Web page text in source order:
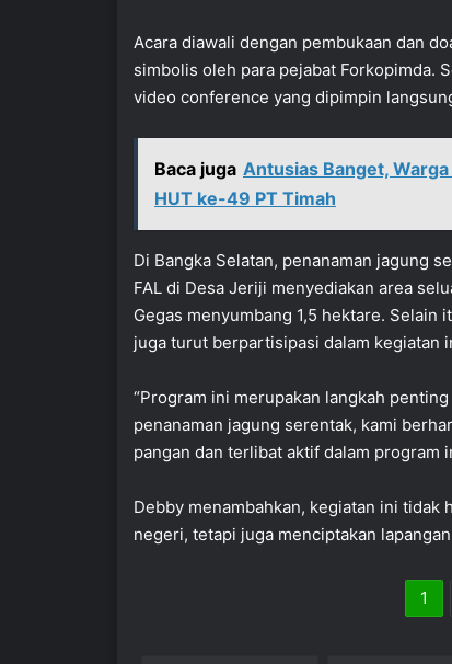
Acara diawali dengan pembukaan dan
simbolis oleh para pejabat Forkopimda.
video conference yang dipimpin
Baca juga Antusias Banget,
HUT ke-49 PT Timah
Di Bangka Selatan, penanaman jagung
FAL di Desa Jeriji menyediakan area
Gegas menyumbang 1,5 hektare.
juga turut berpartisipasi dalam kegiatan
“Program ini merupakan langkah
penanaman jagung serentak, kami
pangan dan terlibat aktif dalam program
Debby menambahkan, kegiatan ini
negeri, tetapi juga menciptakan
1